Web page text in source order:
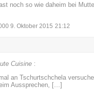
noch so wie daheim bei
9. Oktober 2015 21:12
Cuisine :
an Tschurtschchela
Aussprechen, […]